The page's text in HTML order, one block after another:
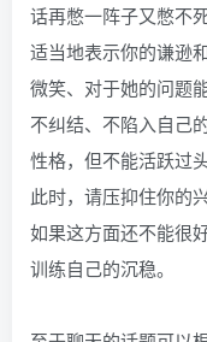
话再憋一阵子又憋不死
适当地表示你的谦逊
微笑、对于她的问题
不纠结、不陷入自己
性格，但不能活跃过
此时，请压抑住你的
如果这方面还不能很
训练自己的沉稳。